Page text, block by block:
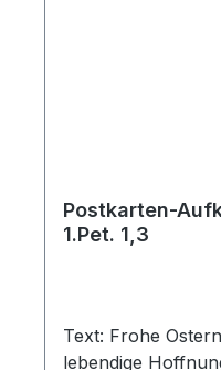
Postkarten-
1.Pet. 1,3
Text: Frohe
lebendige